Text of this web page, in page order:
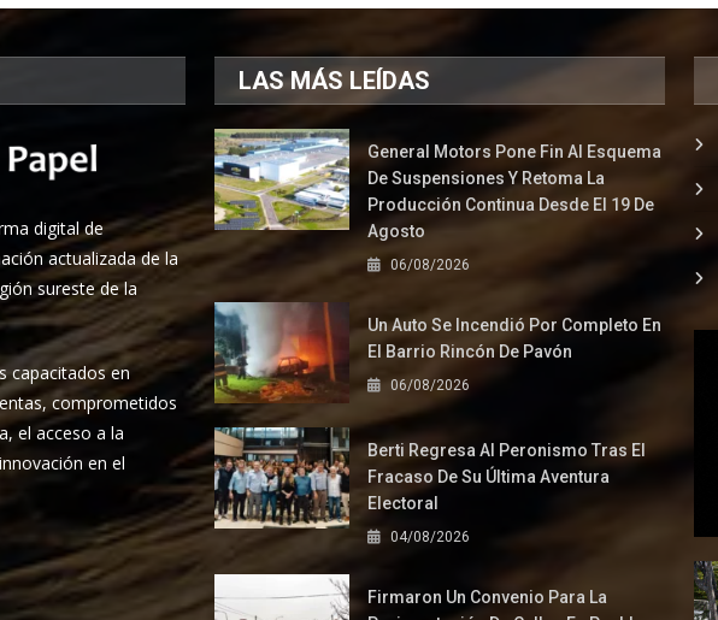
digital de
actualizada de la
sureste de la
capacitados en
comprometidos
el acceso a la
en el
LAS MÁS LEÍDAS
General Motors Pone Fin Al Esquema
De Suspensiones Y Retoma La
Producción Continua Desde El 19 De
Agosto
06/08/2026
Un Auto Se Incendió Por Completo En
El Barrio Rincón De Pavón
06/08/2026
Berti Regresa Al Peronismo Tras El
Fracaso De Su Última Aventura
Electoral
04/08/2026
Firmaron Un Convenio Para La